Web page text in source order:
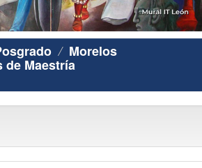
Morelos
de Maestría